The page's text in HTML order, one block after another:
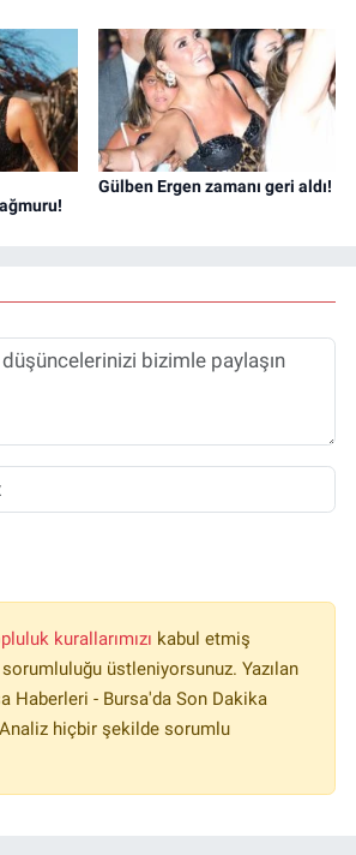
Gülben Ergen zamanı geri aldı!
kurallarımızı kabul etmiş
üstleniyorsunuz. Yazılan
Haberleri - Bursa'da Son Dakika
hiçbir şekilde sorumlu